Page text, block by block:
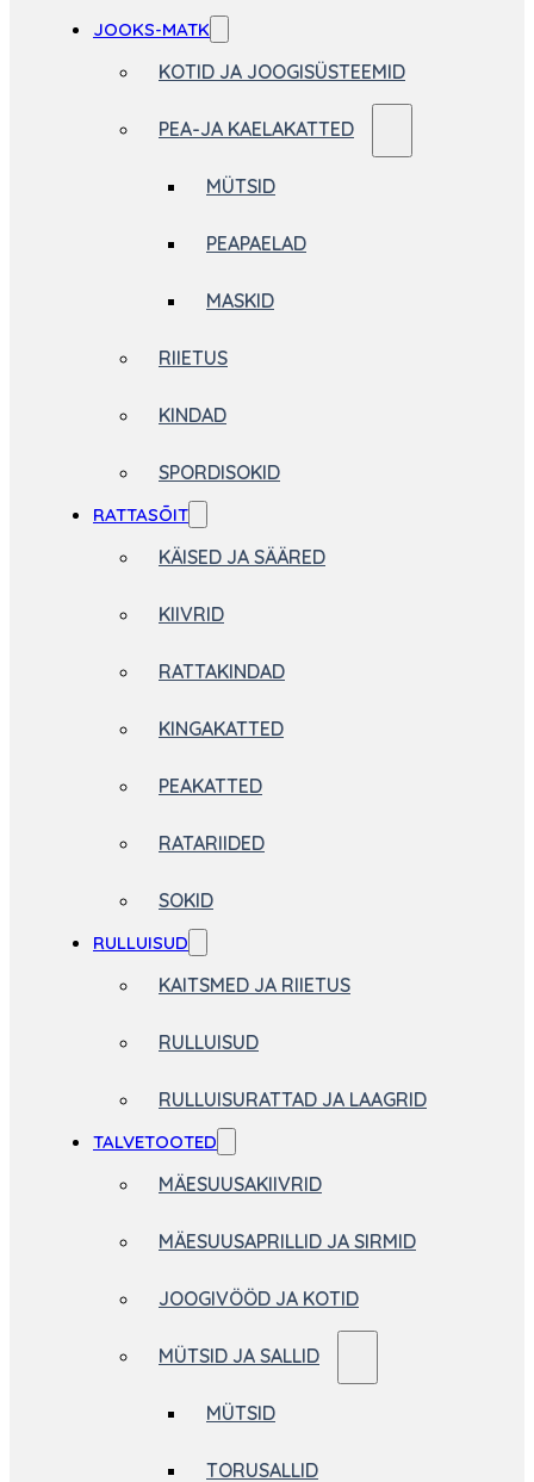
JOOKS-MATK
KOTID JA JOOGISÜSTEEMID
PEA-JA KAELAKATTED
MÜTSID
PEAPAELAD
MASKID
RIIETUS
KINDAD
SPORDISOKID
RATTASÕIT
KÄISED JA SÄÄRED
KIIVRID
RATTAKINDAD
KINGAKATTED
PEAKATTED
RATARIIDED
SOKID
RULLUISUD
KAITSMED JA RIIETUS
RULLUISUD
RULLUISURATTAD JA LAAGRID
TALVETOOTED
MÄESUUSAKIIVRID
MÄESUUSAPRILLID JA SIRMID
JOOGIVÖÖD JA KOTID
MÜTSID JA SALLID
MÜTSID
TORUSALLID